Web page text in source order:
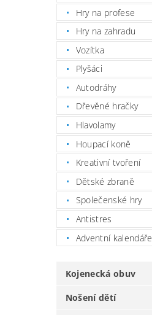
Hry na profese
Hry na zahradu
Vozítka
Plyšáci
Autodráhy
Dřevěné hračky
Hlavolamy
Houpací koně
Kreativní tvoření
Dětské zbraně
Společenské hry
Antistres
Adventní kalendáře
Kojenecká obuv
Nošení dětí